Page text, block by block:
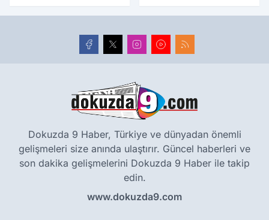
Dokuzda 9 Haber, Türkiye ve dünyadan önemli
gelişmeleri size anında ulaştırır. Güncel haberleri ve
son dakika gelişmelerini Dokuzda 9 Haber ile takip
edin.
www.dokuzda9.com